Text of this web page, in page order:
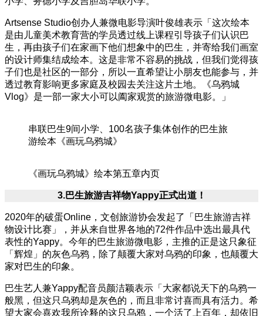
Artsense Studio创办人兼微电影导演叶俊雄表示「这次绘本
是由儿童美术教育营的学员透过线上课程引导孩子们认识巴
生，再由孩子们在家画下他们想象中的巴生，并寄给我们画室
的设计师集结成绘本。这是非常不容易的挑战，但我们觉得孩
子们也是社区的一部分，所以一直希望让小朋友也能参与，并
透过教育影响更多家庭及校园去关注这片土地。《乌鸦城
Vlog》是一部一家大小可以阖家观赏的旅游微电影。」
串联巴生9间小学、100名孩子集体创作的巴生旅
游绘本《画玩乌鸦城》
《画玩乌鸦城》绘本第五章内页
3.巴生旅游吉祥物Yappy正式出道！
2020年的破蛋Online，文创旅游协会发起了「巴生旅游吉祥
物设计比赛」，并从来自世界各地的72件作品中选出最具代
表性的Yappy。今年的巴生旅游微电影，主推的正是这只象征
「辉煌」的灰色乌鸦，除了颠覆大家对乌鸦的印象，也颠覆大
家对巴生的印象。
巴生艺人兼Yappy配音员颜洁颖表示「大家都说天下的乌鸦一
般黑，但这只乌鸦却是灰色的，而且非常讨喜而具有活力。希
望大家会喜欢我所诠释的这只乌鸦，一个活了上百年，却依旧